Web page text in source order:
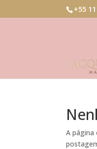
+55
A página